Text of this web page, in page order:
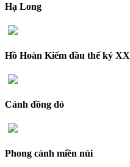
Hạ Long
Hồ Hoàn Kiếm đầu thế kỷ XX
Cánh đồng đỏ
Phong cảnh miền núi